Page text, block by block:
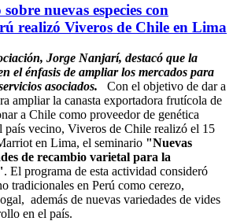
nuevas especies con
realizó Viveros de Chile en Lima
Jorge Nanjarí, destacó que la
el énfasis de ampliar los mercados para
asociados.
Con el objetivo de dar a
ampliar la canasta exportadora frutícola de
a Chile como proveedor de genética
país vecino, Viveros de Chile realizó el 15
en Lima, el seminario "Nuevas
​de ​recambio ​varietal para la
. El programa de esta actividad consideró
tradicionales en ​Perú​ como ​cerezo,
además de nuevas variedades de vides
en ​el país.